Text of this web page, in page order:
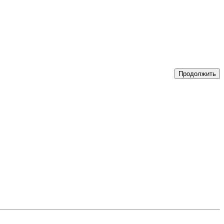
Продолжить